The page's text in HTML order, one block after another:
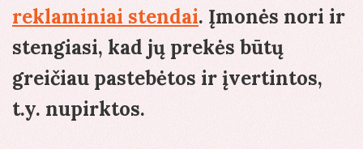
reklaminiai stendai. Įmonės nori ir
stengiasi, kad jų prekės būtų
greičiau pastebėtos ir įvertintos,
t.y. nupirktos.